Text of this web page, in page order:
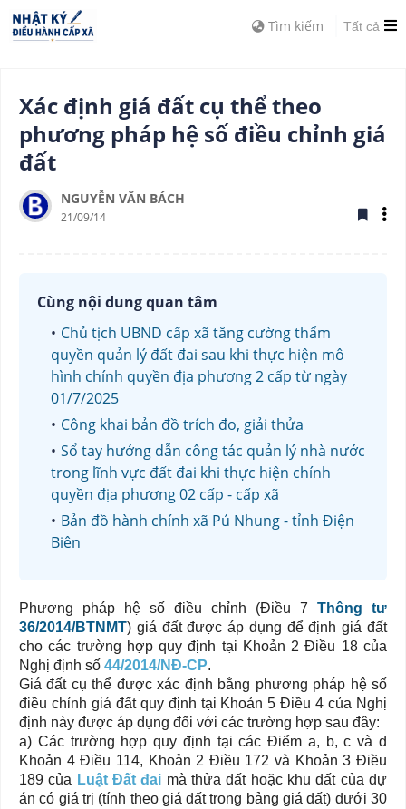
Tìm kiếm Tất cả
Xác định giá đất cụ thể theo
phương pháp hệ số điều chỉnh giá
đất
NGUYỄN VĂN BÁCH
21/09/14
Cùng nội dung quan tâm
Chủ tịch UBND cấp xã tăng cường thẩm
quyền quản lý đất đai sau khi thực hiện mô
hình chính quyền địa phương 2 cấp từ ngày
01/7/2025
Công khai bản đồ trích đo, giải thửa
Sổ tay hướng dẫn công tác quản lý nhà nước
trong lĩnh vực đất đai khi thực hiện chính
quyền địa phương 02 cấp - cấp xã
Bản đồ hành chính xã Pú Nhung - tỉnh Điện
Biên
Phương pháp hệ số điều chỉnh (Điều 7 Thông tư
36/2014/BTNMT) giá đất được áp dụng để định giá đất
cho các trường hợp quy định tại Khoản 2 Điều 18 của
Nghị định số 44/2014/NĐ-CP.
Giá đất cụ thể được xác định bằng phương pháp hệ số
điều chỉnh giá đất quy định tại Khoản 5 Điều 4 của Nghị
định này được áp dụng đối với các trường hợp sau đây:
a) Các trường hợp quy định tại các Điểm a, b, c và d
Khoản 4 Điều 114, Khoản 2 Điều 172 và Khoản 3 Điều
189 của Luật Đất đai mà thửa đất hoặc khu đất của dự
án có giá trị (tính theo giá đất trong bảng giá đất) dưới 30